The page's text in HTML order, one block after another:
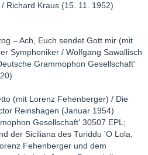
Richard Kraus (15. 11. 1952)
– Ach, Euch sendet Gott mir (mit
Symphoniker / Wolfgang Sawallisch
Grammophon Gesellschaft'
(mit Lorenz Fehenberger) / Die
Reinshagen (Januar 1954)
Gesellschaft' 30507 EPL;
der Siciliana des Turiddu 'O Lola,
Fehenberger und dem